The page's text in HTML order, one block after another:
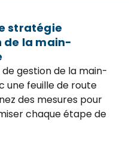
stratégie
de la main-
gestion de la main-
une feuille de route
des mesures pour
chaque étape de